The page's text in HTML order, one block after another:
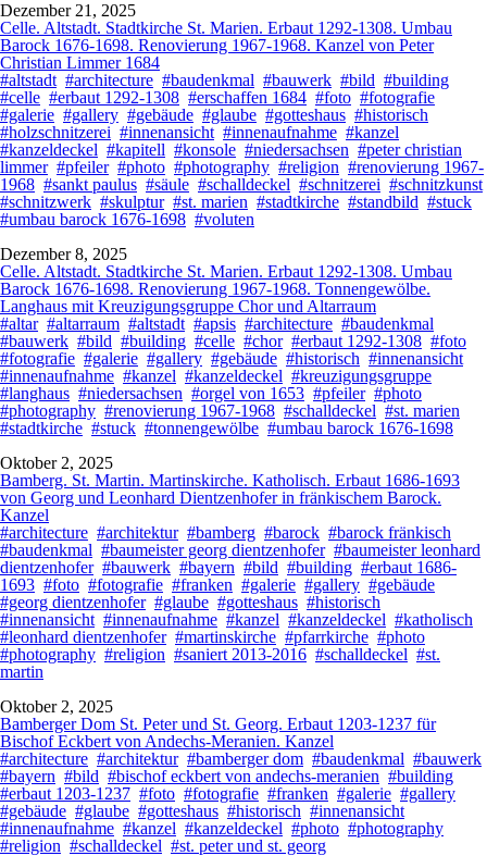
Dezember 21, 2025
Celle. Altstadt. Stadtkirche St. Marien. Erbaut 1292-1308. Umbau
Barock 1676-1698. Renovierung 1967-1968. Kanzel von Peter
Christian Limmer 1684
#altstadt #architecture #baudenkmal #bauwerk #bild #building
#celle #erbaut 1292-1308 #erschaffen 1684 #foto #fotografie
#galerie #gallery #gebäude #glaube #gotteshaus #historisch
#holzschnitzerei #innenansicht #innenaufnahme #kanzel
#kanzeldeckel #kapitell #konsole #niedersachsen #peter christian
limmer #pfeiler #photo #photography #religion #renovierung 1967-
1968 #sankt paulus #säule #schalldeckel #schnitzerei #schnitzkunst
#schnitzwerk #skulptur #st. marien #stadtkirche #standbild #stuck
#umbau barock 1676-1698 #voluten
Dezember 8, 2025
Celle. Altstadt. Stadtkirche St. Marien. Erbaut 1292-1308. Umbau
Barock 1676-1698. Renovierung 1967-1968. Tonnengewölbe.
Langhaus mit Kreuzigungsgruppe Chor und Altarraum
#altar #altarraum #altstadt #apsis #architecture #baudenkmal
#bauwerk #bild #building #celle #chor #erbaut 1292-1308 #foto
#fotografie #galerie #gallery #gebäude #historisch #innenansicht
#innenaufnahme #kanzel #kanzeldeckel #kreuzigungsgruppe
#langhaus #niedersachsen #orgel von 1653 #pfeiler #photo
#photography #renovierung 1967-1968 #schalldeckel #st. marien
#stadtkirche #stuck #tonnengewölbe #umbau barock 1676-1698
Oktober 2, 2025
Bamberg. St. Martin. Martinskirche. Katholisch. Erbaut 1686-1693
von Georg und Leonhard Dientzenhofer in fränkischem Barock.
Kanzel
#architecture #architektur #bamberg #barock #barock fränkisch
#baudenkmal #baumeister georg dientzenhofer #baumeister leonhard
dientzenhofer #bauwerk #bayern #bild #building #erbaut 1686-
1693 #foto #fotografie #franken #galerie #gallery #gebäude
#georg dientzenhofer #glaube #gotteshaus #historisch
#innenansicht #innenaufnahme #kanzel #kanzeldeckel #katholisch
#leonhard dientzenhofer #martinskirche #pfarrkirche #photo
#photography #religion #saniert 2013-2016 #schalldeckel #st.
martin
Oktober 2, 2025
Bamberger Dom St. Peter und St. Georg. Erbaut 1203-1237 für
Bischof Eckbert von Andechs-Meranien. Kanzel
#architecture #architektur #bamberger dom #baudenkmal #bauwerk
#bayern #bild #bischof eckbert von andechs-meranien #building
#erbaut 1203-1237 #foto #fotografie #franken #galerie #gallery
#gebäude #glaube #gotteshaus #historisch #innenansicht
#innenaufnahme #kanzel #kanzeldeckel #photo #photography
#religion #schalldeckel #st. peter und st. georg